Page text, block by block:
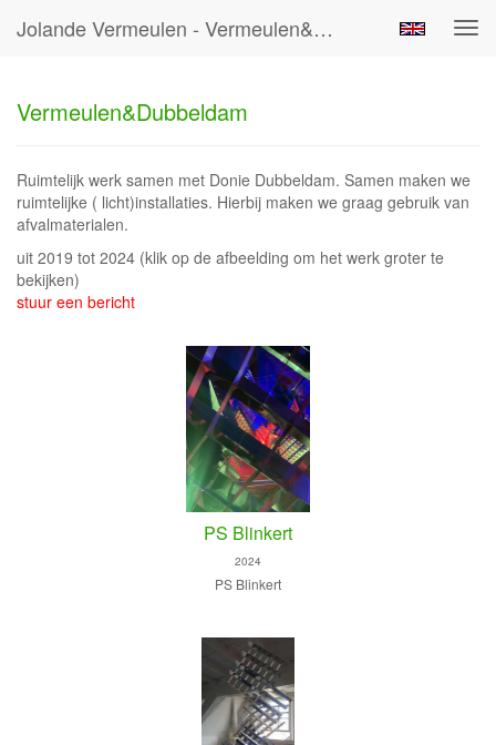
Jolande Vermeulen - Vermeulen&Dubbeldam
Vermeulen&Dubbeldam
Ruimtelijk werk samen met Donie Dubbeldam. Samen maken we
ruimtelijke ( licht)installaties. Hierbij maken we graag gebruik van
afvalmaterialen.
uit 2019 tot 2024 (klik op de afbeelding om het werk groter te
bekijken)
stuur een bericht
PS Blinkert
2024
PS Blinkert